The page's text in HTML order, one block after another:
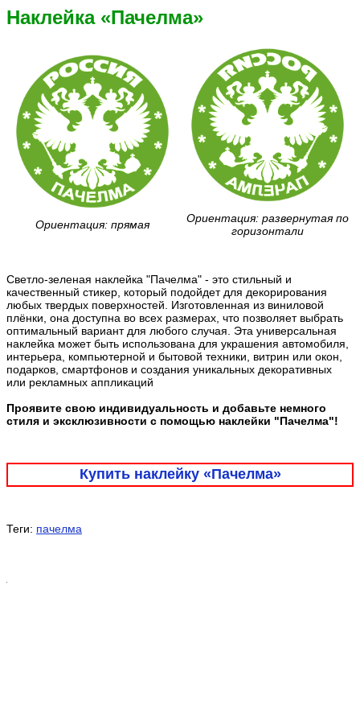
Наклейка «Пачелма»
Ориентация: прямая
Ориентация: развернутая по
горизонтали
Светло-зеленая наклейка "Пачелма" - это стильный и
качественный стикер, который подойдет для декорирования
любых твердых поверхностей. Изготовленная из виниловой
плёнки, она доступна во всех размерах, что позволяет выбрать
оптимальный вариант для любого случая. Эта универсальная
наклейка может быть использована для украшения автомобиля,
интерьера, компьютерной и бытовой техники, витрин или окон,
подарков, смартфонов и создания уникальных декоративных
или рекламных аппликаций
Проявите свою индивидуальность и добавьте немного
стиля и эксклюзивности с помощью наклейки "Пачелма"!
Купить наклейку «Пачелма»
Теги: пачелма